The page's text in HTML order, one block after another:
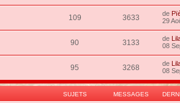
109 3633 de
29
90 3133 de
08
95 3268 de
08
SUJETS MESSAGES